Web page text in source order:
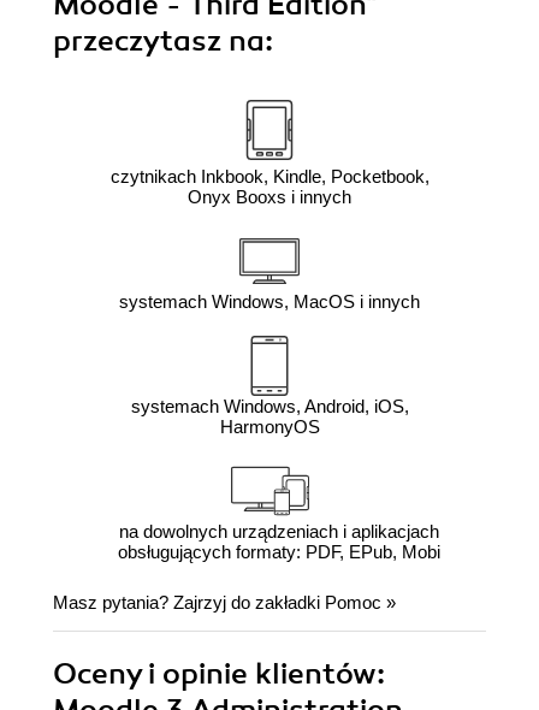
przeczytasz na:
czytnikach Inkbook, Kindle, Pocketbook,
Onyx Booxs i innych
systemach Windows, MacOS i innych
systemach Windows, Android, iOS,
HarmonyOS
na dowolnych urządzeniach i aplikacjach
obsługujących formaty: PDF, EPub, Mobi
Masz pytania? Zajrzyj do zakładki Pomoc »
Oceny i opinie klientów: